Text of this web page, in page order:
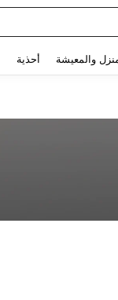
والمعيشة أحذية